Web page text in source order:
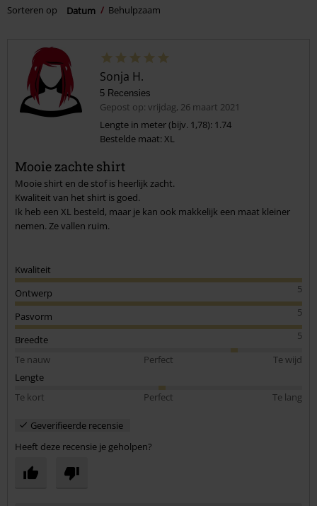
Sorteren op
Datum Behulpzaam
Sonja H.
5 Recensies
Gepost op: vrijdag, 26 maart 2021
Lengte in meter (bijv. 1,78): 1.74
Bestelde maat: XL
Mooie zachte shirt
Mooie shirt en de stof is heerlijk zacht.
Kwaliteit van het shirt is goed.
Ik heb een XL besteld, maar je kan ook makkelijk een maat kleiner
nemen. Ze vallen ruim.
Kwaliteit
5
Ontwerp
5
Pasvorm
5
Breedte
Te nauw
Perfect
Te wijd
Lengte
Te kort
Perfect Te lang
Geverifieerde recensie
Heeft deze recensie je geholpen?